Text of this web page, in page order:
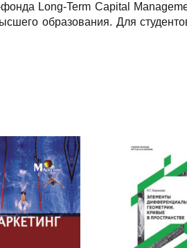
Long-Term Capital
образования. Для